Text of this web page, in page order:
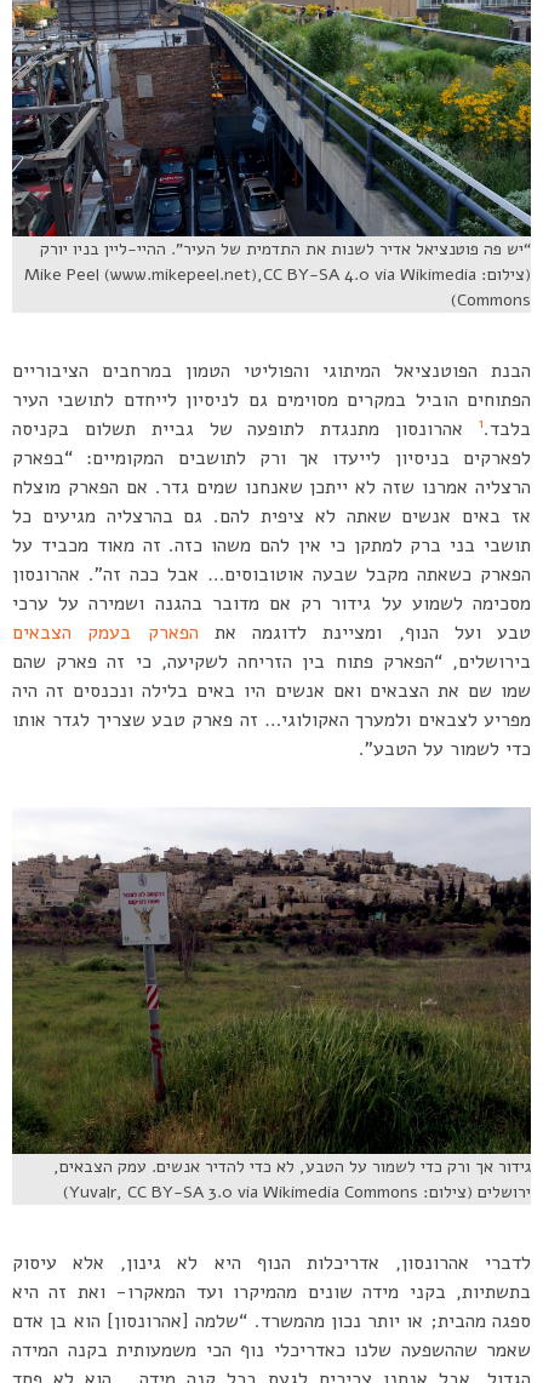
“יש פה פוטנציאל אדיר לשנות את התדמית של העיר”. ההיי-ליין בניו יורק
(צילום: Mike Peel (www.mikepeel.net),CC BY-SA 4.0 via Wikimedia
Commons)
הבנת הפוטנציאל המיתוגי והפוליטי הטמון במרחבים הציבוריים
הפתוחים הוביל במקרים מסוימים גם לניסיון לייחדם לתושבי העיר
בלבד.1
אהרונסון מתנגדת לתופעה של גביית תשלום בקניסה
לפארקים בניסיון לייעדו אך ורק לתושבים המקומיים: “בפארק
הרצליה אמרנו שזה לא ייתכן שאנחנו שמים גדר. אם הפארק מוצלח
אז באים אנשים שאתה לא ציפית להם. גם בהרצליה מגיעים כל
תושבי בני ברק למתקן כי אין להם משהו כזה. זה מאוד מכביד על
הפארק כשאתה מקבל שבעה אוטובוסים… אבל ככה זה”. אהרונסון
מסכימה לשמוע על גידור רק אם מדובר בהגנה ושמירה על ערכי
טבע ועל הנוף, ומציינת לדוגמה את הפארק בעמק הצבאים
בירושלים, “הפארק פתוח בין הזריחה לשקיעה, כי זה פארק שהם
שמו שם את הצבאים ואם אנשים היו באים בלילה ונכנסים זה היה
מפריע לצבאים ולמערך האקולוגי… זה פארק טבע שצריך לגדר אותו
כדי לשמור על הטבע”.
גידור אך ורק כדי לשמור על הטבע, לא כדי להדיר אנשים. עמק הצבאים,
ירושלים (צילום: Yuvalr, CC BY-SA 3.0 via Wikimedia Commons)
לדברי אהרונסון, אדריכלות הנוף היא לא גינון, אלא עיסוק
בתשתיות, בקני מידה שונים מהמיקרו ועד המאקרו- ואת זה היא
ספגה מהבית; או יותר נכון מהמשרד. “שלמה [אהרונסון] הוא בן אדם
שאמר שההשפעה שלנו כאדריכלי נוף הכי משמעותית בקנה המידה